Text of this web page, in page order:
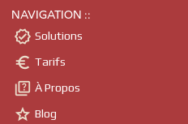
NAVIGATION ::
 Solutions
 Tarifs
 À Propos
 Blog